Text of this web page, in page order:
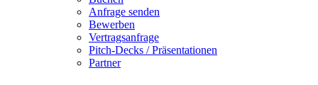
Anfrage senden
Bewerben
Vertragsanfrage
Pitch-Decks / Präsentationen
Partner